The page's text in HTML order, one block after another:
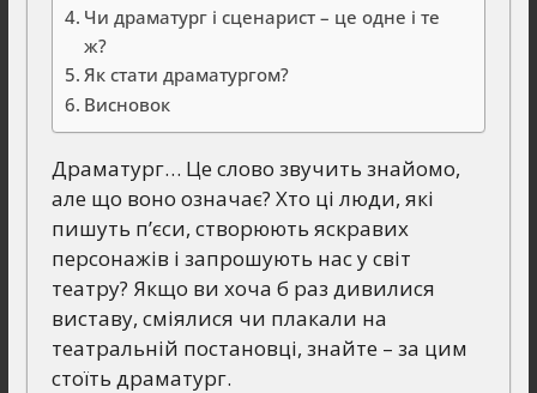
Чи драматург і сценарист – це одне і те
ж?
Як стати драматургом?
Висновок
Драматург… Це слово звучить знайомо,
але що воно означає? Хто ці люди, які
пишуть п’єси, створюють яскравих
персонажів і запрошують нас у світ
театру? Якщо ви хоча б раз дивилися
виставу, сміялися чи плакали на
театральній постановці, знайте – за цим
стоїть драматург.